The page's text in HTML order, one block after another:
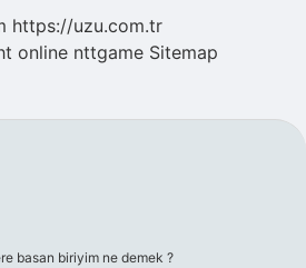
https://uzu.com.tr
online nttgame Sitemap
basan biriyim ne demek ?